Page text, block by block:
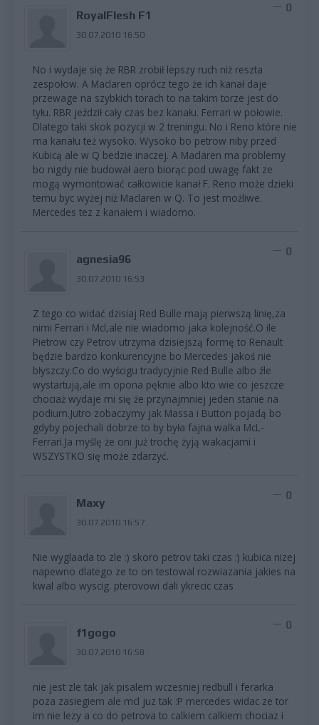
RoyalFlesh F1
30.07.2010 16:50
0
No i wydaje się że RBR zrobił lepszy ruch niż reszta
zespołow. A Maclaren oprócz tego że ich kanał daje
przewage na szybkich torach to na takim torze jest do
tyłu. RBR jeździł cały czas bez kanału. Ferrari w połowie.
Dlatego taki skok pozycji w 2 treningu. No i Reno które nie
ma kanału też wysoko. Wysoko bo petrow niby przed
Kubicą ale w Q bedzie inaczej. A Maclaren ma problemy
bo nigdy nie budował aero biorąc pod uwagę fakt ze
mogą wymontować całkowicie kanał F. Reno może dzieki
temu byc wyżej niż Maclaren w Q. To jest możliwe.
Mercedes tez z kanałem i wiadomo.
agnesia96
30.07.2010 16:53
0
Z tego co widać dzisiaj Red Bulle mają pierwszą linię,za
nimi Ferrari i Mcl,ale nie wiadomo jaka kolejność.O ile
Pietrow czy Petrov utrzyma dzisiejszą formę to Renault
będzie bardzo konkurencyjne bo Mercedes jakoś nie
błyszczy.Co do wyścigu tradycyjnie Red Bulle albo źle
wystartują,ale im opona pęknie albo kto wie co jeszcze
chociaż wydaje mi się że przynajmniej jeden stanie na
podium.Jutro zobaczymy jak Massa i Button pojadą bo
gdyby pojechali dobrze to by była fajna walka McL-
Ferrari.Ja myślę że oni już trochę żyją wakacjami i
WSZYSTKO się może zdarzyć.
Maxy
30.07.2010 16:57
0
Nie wyglaada to zle :) skoro petrov taki czas :) kubica nizej
napewno dlatego ze to on testowal rozwiazania jakies na
kwal albo wyscig. pterovowi dali ykrecic czas
f1gogo
30.07.2010 16:58
0
nie jest zle tak jak pisalem wczesniej redbull i ferarka
poza zasiegiem ale mcl juz tak :P mercedes widac ze tor
im nie lezy a co do petrova to calkiem calkiem chociaz i